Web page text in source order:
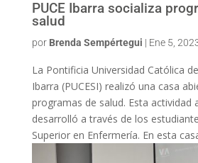
PUCE Ibarra socializa
salud
por Brenda Sempértegui | Ene 5,
La Pontificia Universidad Católica
Ibarra (PUCESI) realizó una casa
programas de salud. Esta actividad
desarrolló a través de los
Superior en Enfermería. En esta